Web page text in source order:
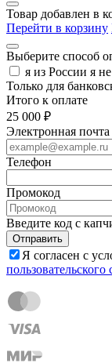
Товар добавлен в
Перейти в корзину
Выберите способ
я из России я
Только для
Итого к оплате
25 000 ₽
Электронная почта
Телефон
Промокод
Введите код с
Отправить
Я согласен с
пользовательского